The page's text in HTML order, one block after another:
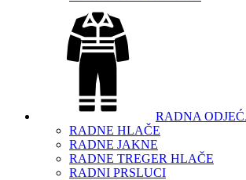
RADNA
RADNE HLAČE
RADNE JAKNE
RADNE TREGER HLAČE
RADNI PRSLUCI